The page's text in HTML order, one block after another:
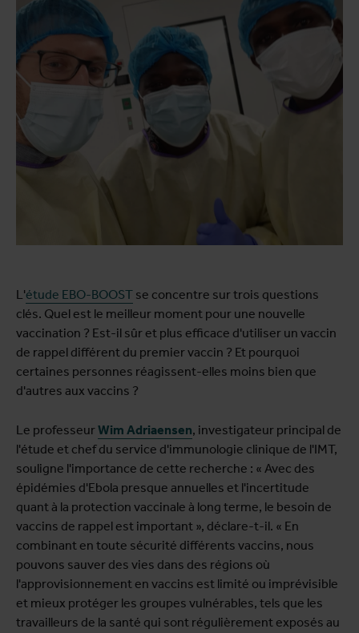
L'étude EBO-BOOST se concentre sur trois questions
clés. Quel est le meilleur moment pour une nouvelle
vaccination ? Est-il sûr et plus efficace d'utiliser un vaccin
de rappel différent du premier vaccin ? Et pourquoi
certaines personnes réagissent-elles moins bien que
d'autres aux vaccins ?
Le professeurWim Adriaensen, investigateur principal de
l'étude et chef du service d'immunologie clinique de l'IMT,
souligne l'importance de cette recherche : « Avec des
épidémies d'Ebola presque annuelles et l'incertitude
quant à la protection vaccinale à long terme, le besoin de
vaccins de rappel est important », déclare-t-il. « En
combinant en toute sécurité différents vaccins, nous
pouvons sauver des vies dans des régions où
l'approvisionnement en vaccins est limité ou imprévisible
et mieux protéger les groupes vulnérables, tels que les
travailleurs de la santé qui sont régulièrement exposés au